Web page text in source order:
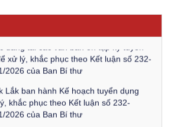
2026 của Ban Bí thư
xử lý, khắc phục theo Kết luận số 232-
2026 của Ban Bí thư
Lắk ban hành Kế hoạch tuyển dụng
khắc phục theo Kết luận số 232-
2026 của Ban Bí thư